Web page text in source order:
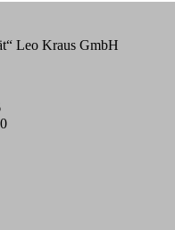
Leo Kraus GmbH